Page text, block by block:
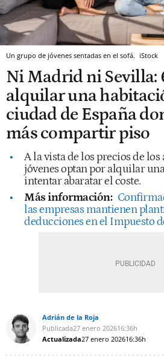
Un grupo de jóvenes sentadas en el sofá. iStock
Ni Madrid ni
alquilar una
ciudad de España
más compartir piso
A la vista de los precios de
jóvenes optan por alquilar
intentar abaratar el coste.
Más información:
las empresas mantienen
deducciones en el Impuesto
Adrián de la Roja
Publicada27 enero 202616:36h
Actualizada27 enero 202616:36h